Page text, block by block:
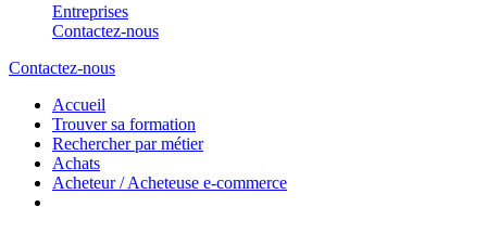
Entreprises
Contactez-nous
Contactez-nous
Accueil
Trouver sa formation
Rechercher par métier
Achats
Acheteur / Acheteuse e-commerce